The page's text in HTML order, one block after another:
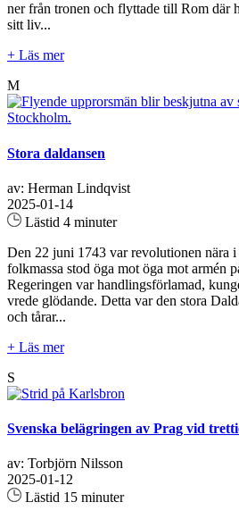
ner från tronen och flyttade till Rom där
sitt liv...
+ Läs mer
M
Stora daldansen
av: Herman Lindqvist
2025-01-14
Lästid 4 minuter
Den 22 juni 1743 var revolutionen nära
folkmassa stod öga mot öga mot armén
Regeringen var handlingsförlamad,
vrede glödande. Detta var den stora
och tårar...
+ Läs mer
S
Svenska belägringen av Prag vid
av: Torbjörn Nilsson
2025-01-12
Lästid 15 minuter